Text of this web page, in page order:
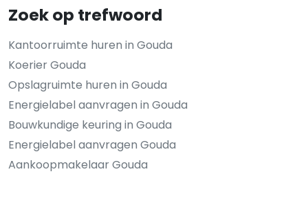
Zoek op trefwoord
Kantoorruimte huren in Gouda
Koerier Gouda
Opslagruimte huren in Gouda
Energielabel aanvragen in Gouda
Bouwkundige keuring in Gouda
Energielabel aanvragen Gouda
Aankoopmakelaar Gouda